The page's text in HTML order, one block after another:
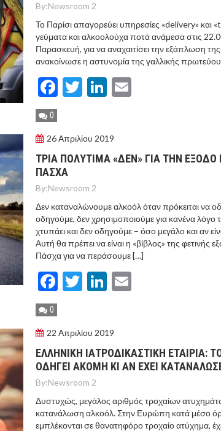
By:Newsroom 2
Το Παρίσι απαγορεύει υπηρεσίες «delivery» και
γεύματα και αλκοολούχα ποτά ανάμεσα στις
Παρασκευή, για να αναχαιτίσει την εξάπλωση
ανακοίνωσε η αστυνομία της γαλλικής
Facebook
TwitterLinkedIn
0
26 Απριλίου 2019
ΤΡIΑ ΠΟΛYΤΙΜΑ «ΔΕΝ» ΓΙΑ ΤΗΝ EΞΟΔΟ
ΠAΣΧΑ
By:Newsroom 2
Δεν καταναλώνουμε αλκοόλ όταν πρόκειται να
οδηγούμε, δεν χρησιμοποιούμε για κανένα λόγο
χτυπάει και δεν οδηγούμε – όσο μεγάλο και αν
Αυτή θα πρέπει να είναι η «βίβλος» της φετινής
Πάσχα για να περάσουμε […]
Facebook
TwitterLinkedIn
0
22 Απριλίου 2019
ΕΛΛΗΝΙΚΗ ΙΑΤΡΟΔΙΚΑΣΤΙΚΗ ΕΤΑΙΡΙΑ:
ΟΔΗΓΕΙ ΑΚΟΜΗ ΚΙ ΑΝ ΕΧΕΙ
By:Newsroom 2
Δυστυχώς, μεγάλος αριθμός τροχαίων
κατανάλωση αλκοόλ. Στην Ευρώπη κατά μέσο
εμπλέκονται σε θανατηφόρο τροχαίο ατύχημα,